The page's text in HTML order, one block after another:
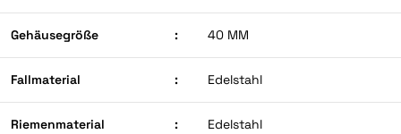
Gehäusegröße : 40 MM
Fallmaterial : Edelstahl
Riemenmaterial : Edelstahl